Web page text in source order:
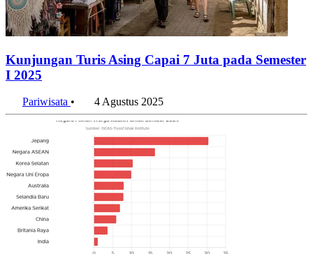
Kunjungan Turis Asing Capai 7 Juta pada Semester
I 2025
Pariwisata 4 Agustus 2025